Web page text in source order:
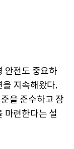
안전도 중요하
을 지속해왔다.
을 준수하고 잠
마련한다는 설